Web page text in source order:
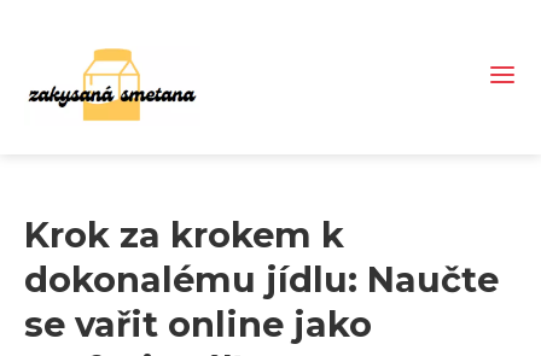
Krok za krokem k
dokonalému jídlu: Naučte
se vařit online jako